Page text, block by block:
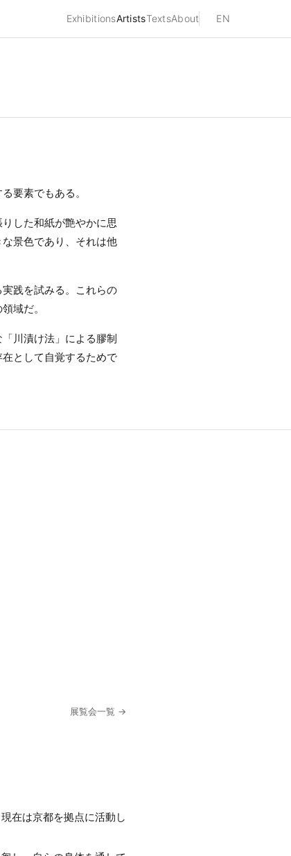
ExhibitionsArtistsTextsAbout EN
要素でもある。
した和紙が艶やかに思
景色であり、それは他
践を試みる。これらの
域だ。
川漬け法」による膠制
として自覚するためで
展覧会一覧 →
在は京都を拠点に活動し